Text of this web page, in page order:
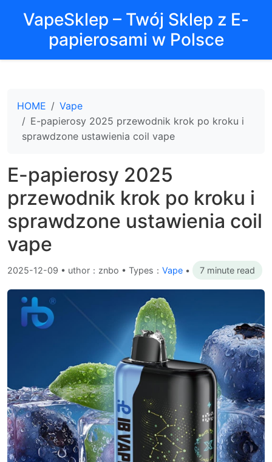
VapeSklep – Twój Sklep z E-
papierosami w Polsce
HOME
Vape
E-papierosy 2025 przewodnik krok po kroku i
sprawdzone ustawienia coil vape
E-papierosy 2025
przewodnik krok po kroku i
sprawdzone ustawienia coil
vape
2025-12-09 • uthor：znbo • Types： Vape • 7 minute read